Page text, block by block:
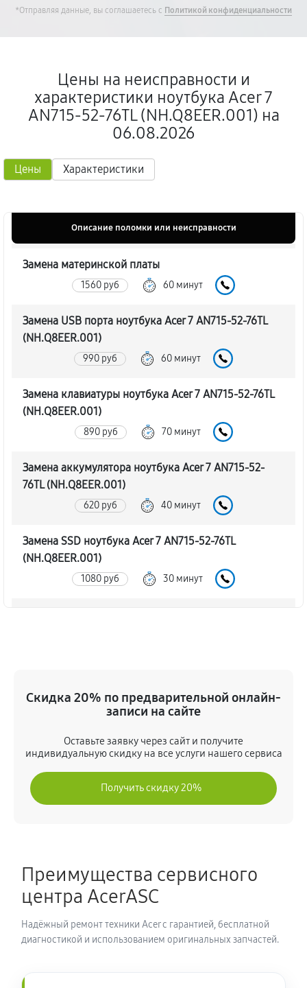
*Отправляя данные, вы соглашаетесь с Политикой конфиденциальности
Цены на неисправности и
характеристики ноутбука Acer 7
AN715-52-76TL (NH.Q8EER.001) на
06.08.2026
Цены Характеристики
Описание поломки или неисправности
Замена материнской платы
1560 руб 60 минут
Замена USB порта ноутбука Acer 7 AN715-52-76TL
(NH.Q8EER.001)
990 руб 60 минут
Замена клавиатуры ноутбука Acer 7 AN715-52-76TL
(NH.Q8EER.001)
890 руб 70 минут
Замена аккумулятора ноутбука Acer 7 AN715-52-
76TL (NH.Q8EER.001)
620 руб 40 минут
Замена SSD ноутбука Acer 7 AN715-52-76TL
(NH.Q8EER.001)
1080 руб 30 минут
990 руб 80 минут
Замена шлейфа матрицы
Замена термопасты ноутбука Acer 7 AN715-52-76TL
Замена системы охлаждения
1480 руб
Замена процессора ноутбука Acer 7 AN715-52-76TL
(NH.Q8EER.001)
Скидка 20% по предварительной онлайн-
записи на сайте
Оставьте заявку через сайт и получите
индивидуальную скидку на все услуги нашего сервиса
Получить скидку 20%
Преимущества сервисного
центра AcerASC
Надёжный ремонт техники Acer с гарантией, бесплатной
диагностикой и использованием оригинальных запчастей.